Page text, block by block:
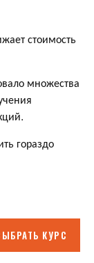
стоимость
множества
гораздо